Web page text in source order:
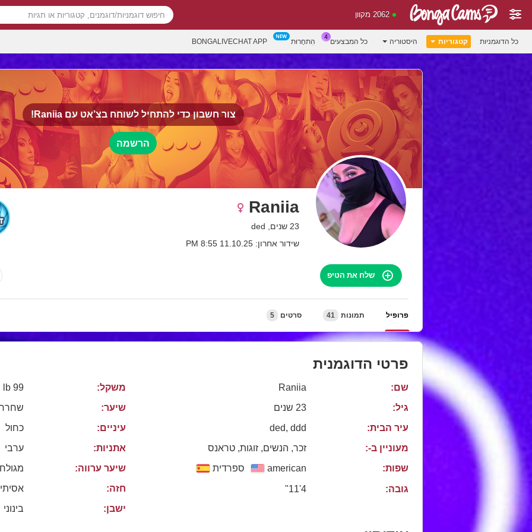
2062 מקוון
כל הדוגמניות קטגוריות היסטוריה כל המבצעים הִתחָרוּת BONGALIVECHAT APP
צור חשבון כדי להתחיל לשוחח בצ’אט עםRaniia!
הרשמה
Raniia
23 שנים, ded
שידור אחרון: 11.10.25 8:55 PM
שלח את הטיפ
פרופיל תמונות 41 סרטים 5
פרטי הדוגמנית
שם:
Raniia
גיל:
23 שנים
עיר הבית:
ded, ddd
מעוניין ב-:
זכר, הנשים, זוגות, טראנס
שפות:
american ספרדית
גובה: 4'11"
משקל:
99 lb
שיער:
עיניים:
כחול
אתניות:
ערבי
שיער ערווה:
מגולח
חזה:
אסיתי
ישבן:
בינוני